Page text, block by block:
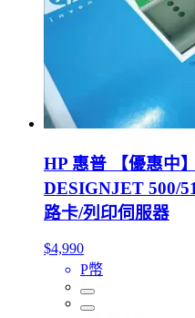
HP 惠普 【優惠中
DESIGNJET 500/
路卡/列印伺服器
$4,990
P幣